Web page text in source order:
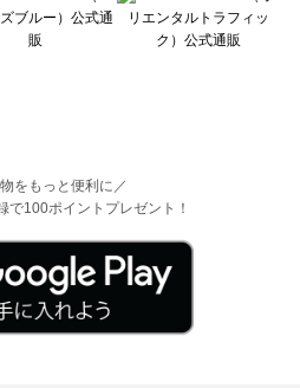
をもっと便利に／
で100ポイントプレゼント！